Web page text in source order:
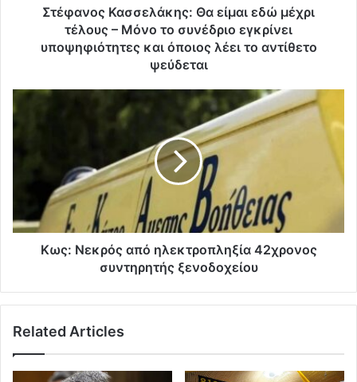
Στέφανος Κασσελάκης: Θα είμαι εδώ μέχρι
τέλους – Μόνο το συνέδριο εγκρίνει
υποψηφιότητες και όποιος λέει το αντίθετο
ψεύδεται
Κως: Νεκρός από ηλεκτροπληξία 42χρονος
συντηρητής ξενοδοχείου
Related Articles